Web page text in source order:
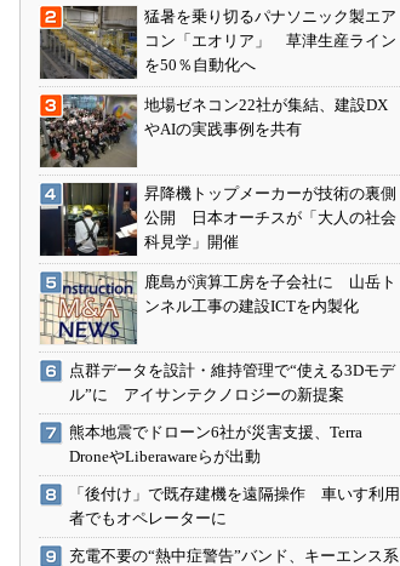
猛暑を乗り切るパナソニック製エア
コン「エオリア」 草津生産ライン
を50％自動化へ
地場ゼネコン22社が集結、建設DX
やAIの実践事例を共有
昇降機トップメーカーが技術の裏側
公開 日本オーチスが「大人の社会
科見学」開催
鹿島が演算工房を子会社に 山岳ト
ンネル工事の建設ICTを内製化
点群データを設計・維持管理で“使える3Dモデ
ル”に アイサンテクノロジーの新提案
熊本地震でドローン6社が災害支援、Terra
DroneやLiberawareらが出動
「後付け」で既存建機を遠隔操作 車いす利用
者でもオペレーターに
充電不要の“熱中症警告”バンド、キーエンス系